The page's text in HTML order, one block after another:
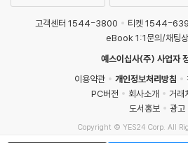
고객센터 1544-3800 티켓 1544-
eBook 1:1문의/채팅
예스이십사(주) 사업자
이용약관
개인정보처리방침
PC버전
회사소개
거래
도서홍보
광고
Copyright © YES24 Corp. All